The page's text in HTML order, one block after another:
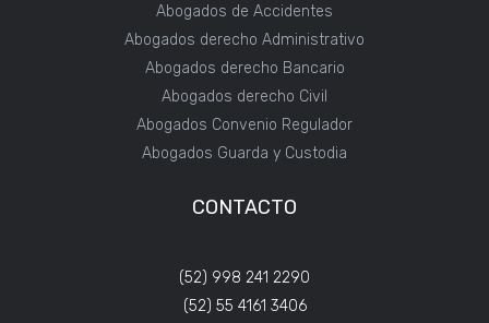
Abogados de Accidentes
Abogados derecho Administrativo
Abogados derecho Bancario
Abogados derecho Civil
Abogados Convenio Regulador
Abogados Guarda y Custodia
CONTACTO
(52) 998 241 2290
(52) 55 4161 3406